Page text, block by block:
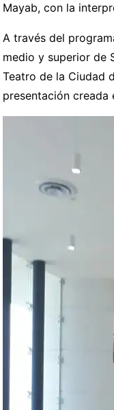
Mayab, con la
A través del
medio y superior de
Teatro de la Ciudad
presentación creada